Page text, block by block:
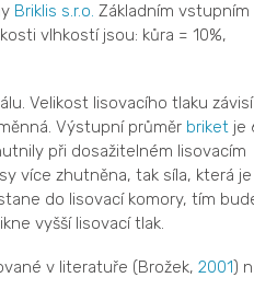
Briklis s.r.o. Základním vstupním
vlhkostí jsou: kůra = 10%,
Velikost lisovacího tlaku závisí
Výstupní průměr briketje
při dosažitelném lisovacím
více zhutněna, tak síla, která je
do lisovací komory, tím
vyšší lisovací tlak.
v literatuře (Brožek, 2001)